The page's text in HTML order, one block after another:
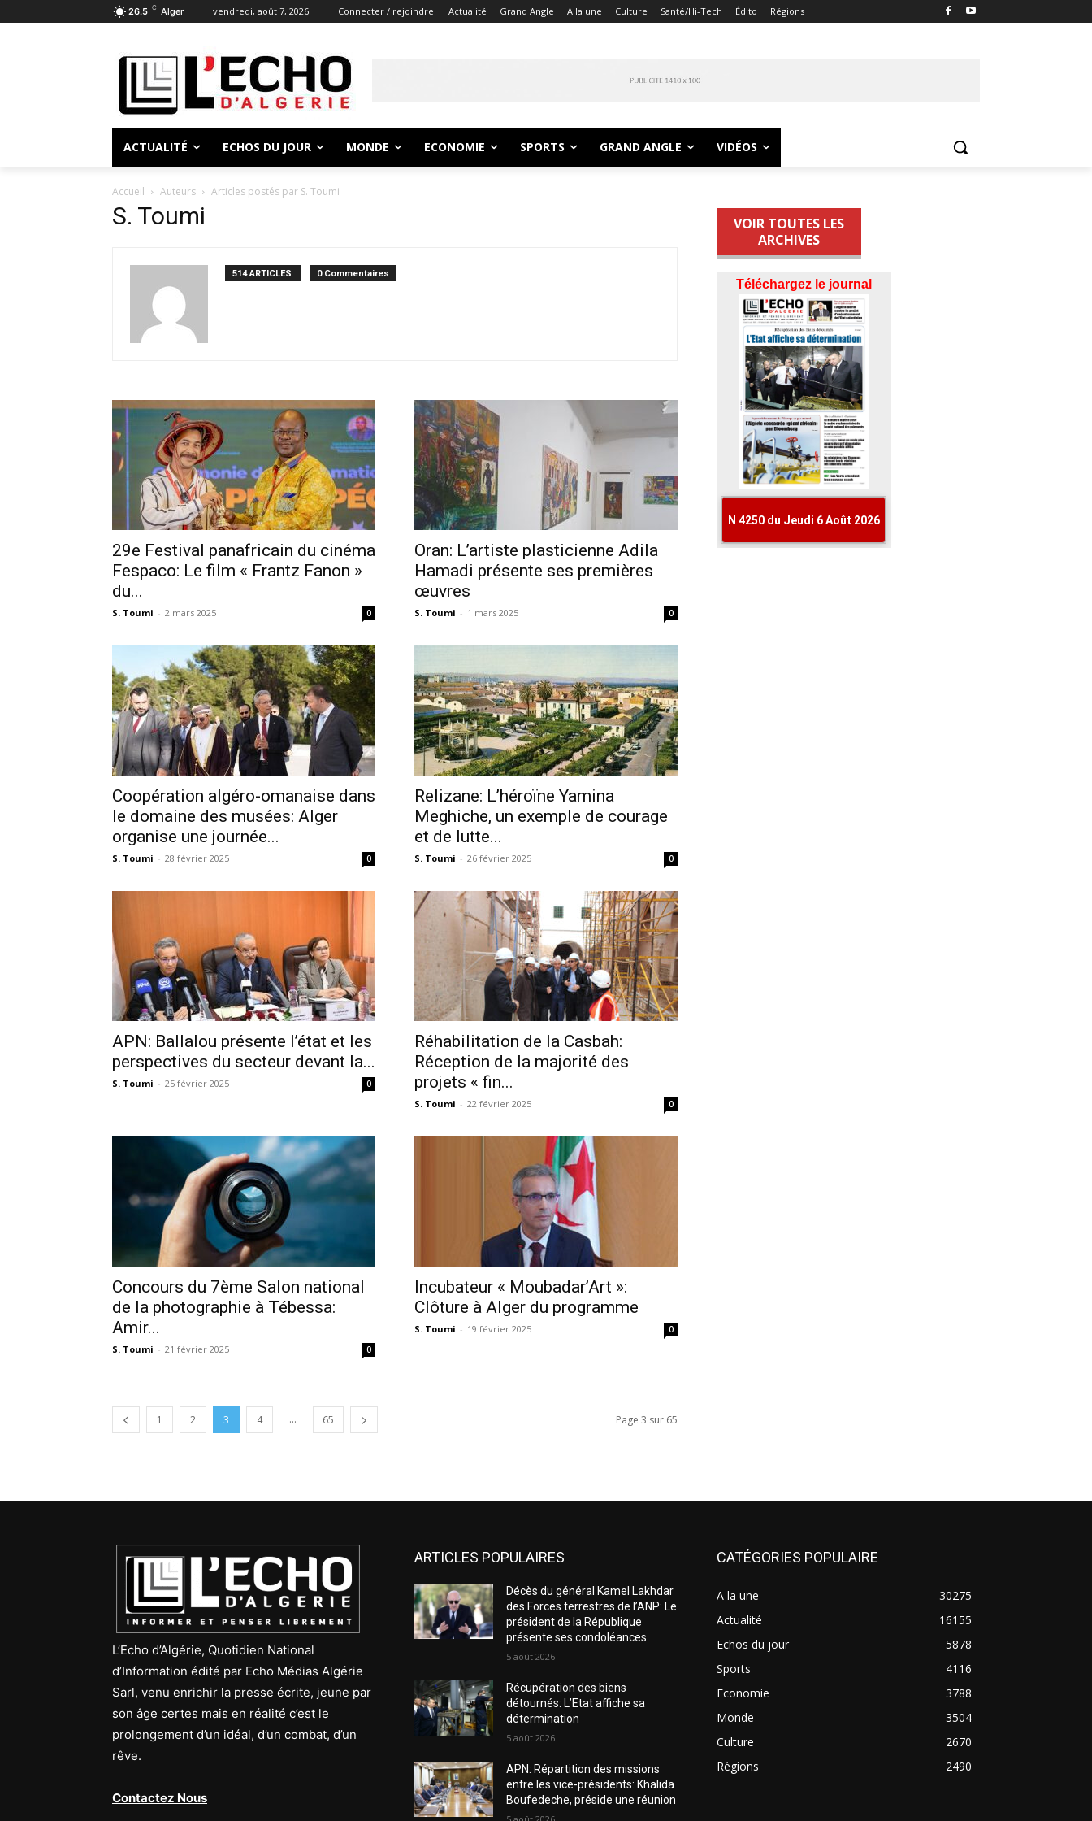
26.5 C Alger vendredi, août 7, 2026 Connecter / rejoindre Actualité Grand Angle A la une Culture Santé/Hi-Tech Édito Régions
ACTUALITÉ ECHOS DU JOUR MONDE ECONOMIE SPORTS GRAND ANGLE VIDÉOS
Accueil Auteurs Articles postés par S. Toumi
S. Toumi
514 ARTICLES 0 Commentaires
29e Festival panafricain du cinéma
Fespaco: Le film « Frantz Fanon »
du...
S. Toumi - 2 mars 2025 0
Oran: L’artiste plasticienne Adila
Hamadi présente ses premières
œuvres
S. Toumi - 1 mars 2025 0
Coopération algéro-omanaise dans
le domaine des musées: Alger
organise une journée...
S. Toumi - 28 février 2025 0
Relizane: L’héroïne Yamina
Meghiche, un exemple de courage
et de lutte...
S. Toumi - 26 février 2025 0
APN: Ballalou présente l’état et les
perspectives du secteur devant la...
S. Toumi - 25 février 2025 0
Réhabilitation de la Casbah:
Réception de la majorité des
projets « fin...
S. Toumi - 22 février 2025 0
Concours du 7ème Salon national
de la photographie à Tébessa:
Amir...
S. Toumi - 21 février 2025 0
Incubateur « Moubadar’Art »:
Clôture à Alger du programme
S. Toumi - 19 février 2025 0
1 2 3 4 ... 65 Page 3 sur 65
VOIR TOUTES LES
ARCHIVES
L’Echo d’Algérie, Quotidien National
d’Information édité par Echo Médias Algérie
Sarl, venu enrichir la presse écrite, jeune par
son âge certes mais en réalité c’est le
prolongement d’un idéal, d’un combat, d’un
rêve.
Contactez Nous
ARTICLES POPULAIRES
Décès du général Kamel Lakhdar
des Forces terrestres de l’ANP: Le
président de la République
présente ses condoléances
5 août 2026
Récupération des biens
détournés: L’Etat affiche sa
détermination
5 août 2026
APN: Répartition des missions
entre les vice-présidents: Khalida
Boufedeche, préside une réunion
CATÉGORIES POPULAIRE
A la une
30275
Actualité
16155
Echos du jour
5878
Sports
4116
Economie
3788
Monde
3504
Culture
2670
Régions
2490